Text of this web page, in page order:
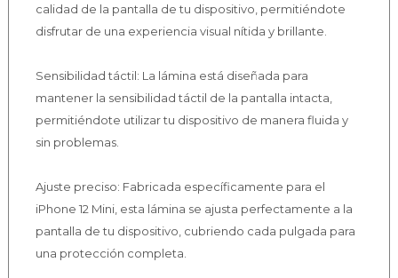
calidad de la pantalla de tu dispositivo, permitiéndote
disfrutar de una experiencia visual nítida y brillante.
Sensibilidad táctil: La lámina está diseñada para
mantener la sensibilidad táctil de la pantalla intacta,
permitiéndote utilizar tu dispositivo de manera fluida y
sin problemas.
Ajuste preciso: Fabricada específicamente para el
iPhone 12 Mini, esta lámina se ajusta perfectamente a la
pantalla de tu dispositivo, cubriendo cada pulgada para
una protección completa.